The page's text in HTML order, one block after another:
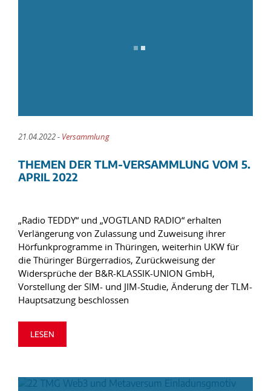
21.04.2022 - Versammlung
THEMEN DER TLM-VERSAMMLUNG VOM 5.
APRIL 2022
„Radio TEDDY“ und „VOGTLAND RADIO“ erhalten
Verlängerung von Zulassung und Zuweisung ihrer
Hörfunkprogramme in Thüringen, weiterhin UKW für
die Thüringer Bürgerradios, Zurückweisung der
Widersprüche der B&R-KLASSIK-UNION GmbH,
Vorstellung der SIM- und JIM-Studie, Änderung der TLM-
Hauptsatzung beschlossen
LESEN